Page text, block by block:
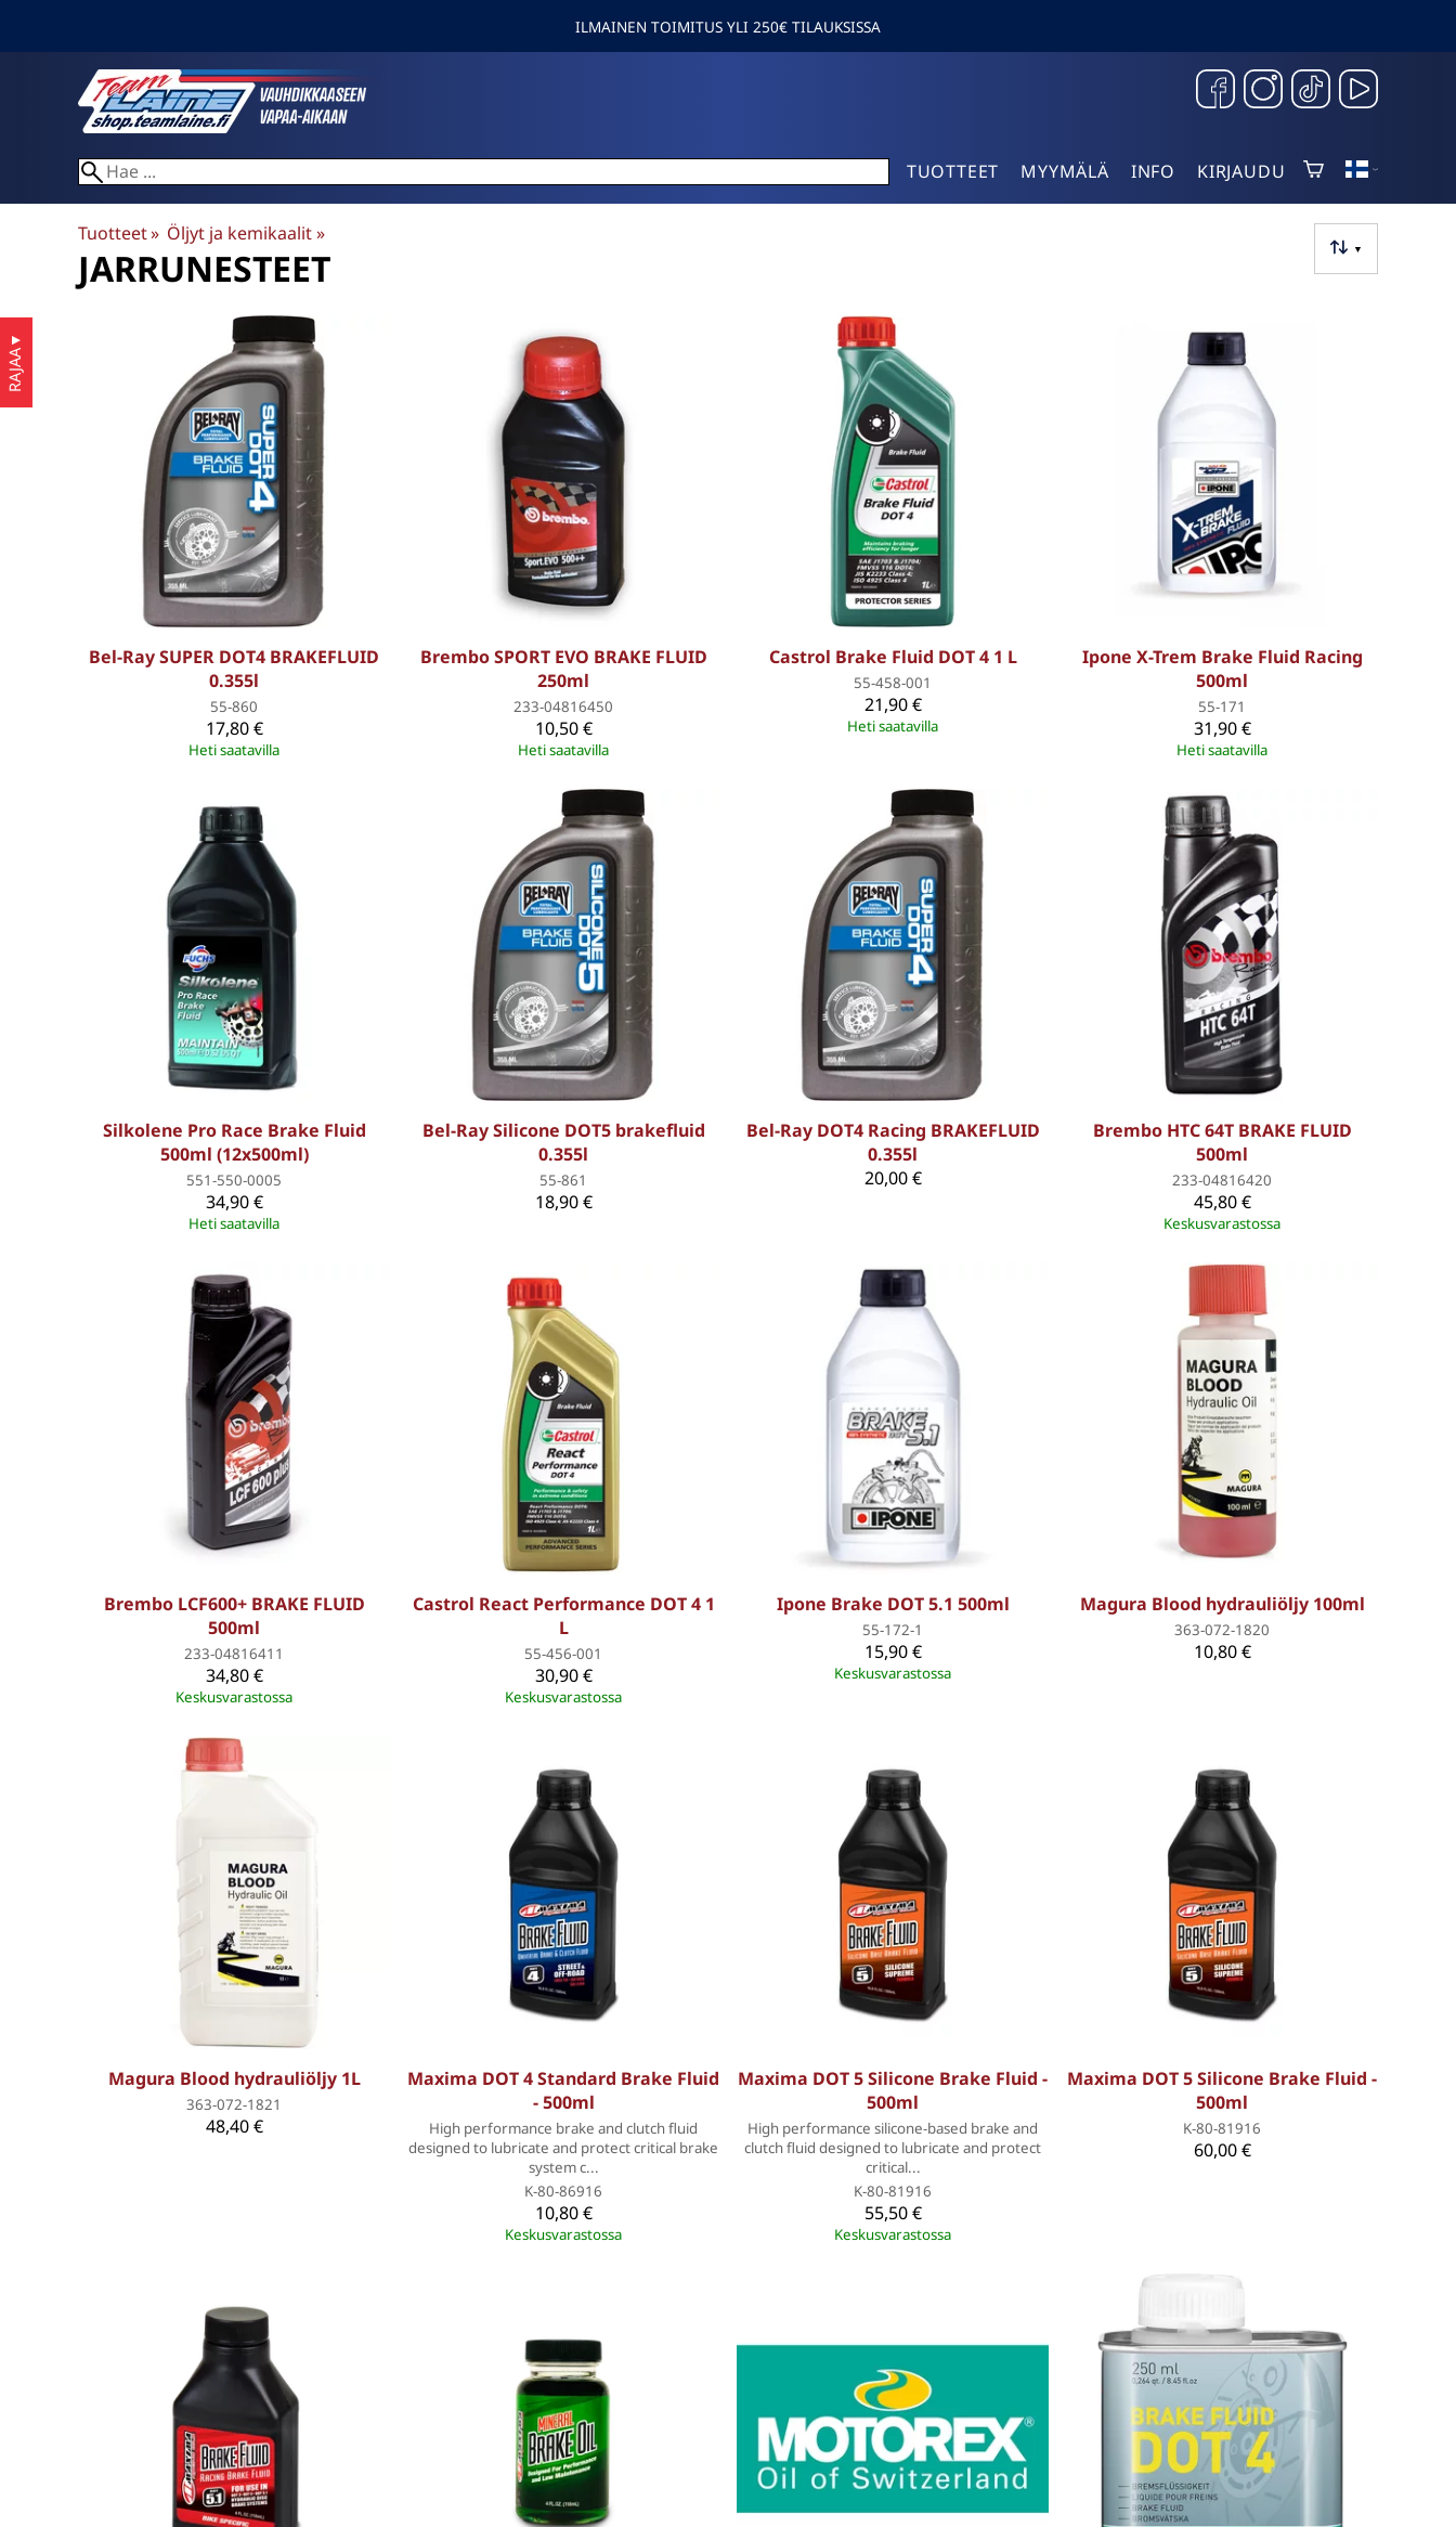
ILMAINEN TOIMITUS YLI 250€ TILAUKSISSA
TUOTTEET MYYMÄLÄ INFO KIRJAUDU
Tuotteet‪» Öljyt ja kemikaalit‪»
▼
JARRUNESTEET
RAJAA
▼
Bel-Ray SUPER DOT4 BRAKEFLUID
0.355l
55-860
17,80 €
Heti saatavilla
Brembo SPORT EVO BRAKE FLUID
250ml
233-04816450
10,50 €
Heti saatavilla
Castrol Brake Fluid DOT 4 1 L
55-458-001
21,90 €
Heti saatavilla
Ipone X-Trem Brake Fluid Racing
500ml
55-171
31,90 €
Heti saatavilla
Silkolene Pro Race Brake Fluid
500ml (12x500ml)
551-550-0005
34,90 €
Heti saatavilla
Bel-Ray Silicone DOT5 brakefluid
0.355l
55-861
18,90 €
Bel-Ray DOT4 Racing BRAKEFLUID
0.355l
20,00 €
Brembo HTC 64T BRAKE FLUID
500ml
233-04816420
45,80 €
Keskusvarastossa
Brembo LCF600+ BRAKE FLUID
500ml
233-04816411
34,80 €
Keskusvarastossa
Castrol React Performance DOT 4 1
L
55-456-001
30,90 €
Keskusvarastossa
Ipone Brake DOT 5.1 500ml
55-172-1
15,90 €
Keskusvarastossa
Magura Blood hydrauliöljy 100ml
363-072-1820
10,80 €
Magura Blood hydrauliöljy 1L
363-072-1821
48,40 €
Maxima DOT 4 Standard Brake Fluid
- 500ml
High performance brake and clutch fluid
designed to lubricate and protect critical brake
system c...
K-80-86916
10,80 €
Keskusvarastossa
Maxima DOT 5 Silicone Brake Fluid -
500ml
High performance silicone-based brake and
clutch fluid designed to lubricate and protect
critical...
K-80-81916
55,50 €
Keskusvarastossa
Maxima DOT 5 Silicone Brake Fluid -
500ml
K-80-81916
60,00 €